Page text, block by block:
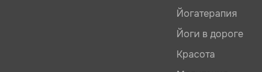
Йогатерапия
Йоги в дороге
Красота